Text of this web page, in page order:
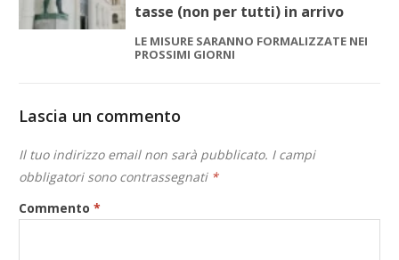
tasse (non per tutti) in arrivo
LE MISURE SARANNO FORMALIZZATE NEI
PROSSIMI GIORNI
Lascia un commento
Il tuo indirizzo email non sarà pubblicato. I campi
obbligatori sono contrassegnati *
Commento*